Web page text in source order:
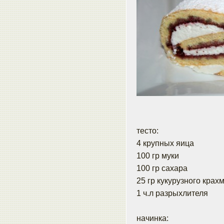
тесто:
4 крупных яица
100 гр муки
100 гр сахара
25 гр кукурузного
1 ч.л разрыхлителя
начинка: